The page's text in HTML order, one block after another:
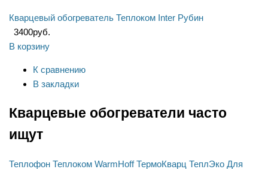
Кварцевый обогреватель Теплоком Inter Рубин
3400руб.
В корзину
К сравнению
В закладки
Кварцевые обогреватели часто
ищут
Теплофон Теплоком WarmHoff ТермоКварц ТеплЭко Для